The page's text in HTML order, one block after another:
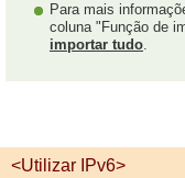
Para mais
coluna "Função de
importar tudo.
<Utilizar IPv6>